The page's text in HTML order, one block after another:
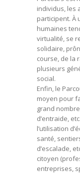
individus, les
participent. À
humaines
virtualité, se
solidaire,
course, de la
plusieurs
social.
Enfin, le
moyen pour
grand
d’entraide,
l’utilisation
santé,
d’escalade,
citoyen
entreprises,